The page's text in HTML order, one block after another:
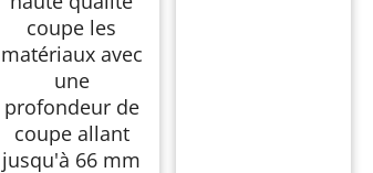
coupe les
matériaux avec
une
profondeur de
coupe allant
jusqu'à 66 mm